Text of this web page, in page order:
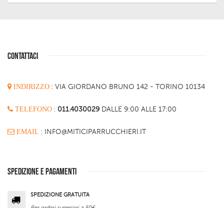
CONTATTACI
INDIRIZZO : VIA GIORDANO BRUNO 142 - TORINO 10134
TELEFONO : 011.4030029 DALLE 9:00 ALLE 17:00
EMAIL : INFO@MITICIPARRUCCHIERI.IT
SPEDIZIONE E PAGAMENTI
SPEDIZIONE GRATUITA